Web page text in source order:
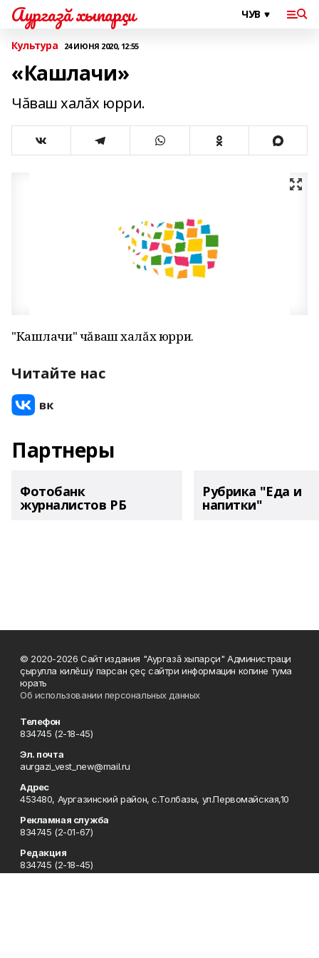
Аургазă хыпарçи
Культура 24 ИЮНЯ 2020, 12:55
«Кашлачи»
Чăваш халăх юрри.
"Кашлачи" чăваш халăх юрри.
Читайте нас
Партнеры
Фотобанк
журналистов РБ
Рубрика "Еда и
напитки"
© 2020-2026 Сайт издания "Аургазă хыпарçи" Администраци
çырулла килĕшÿ парсан çеç сайтри информацин копине тума
юрать
Об использовании персональных данных
Телефон
834745 (2-18-45)
Эл. почта
aurgazi_vest_new@mail.ru
Адрес
453480, Аургазинский район, с.Толбазы, ул.Первомайская,10
Рекламная служба
834745 (2-01-67)
Редакция
834745 (2-18-45)